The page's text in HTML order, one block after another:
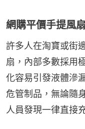
網購平價手提風
許多人在淘寶或街
扇，內部多數採用
化容易引發液體滲
危管制品，無論隨
人員發現一律直接